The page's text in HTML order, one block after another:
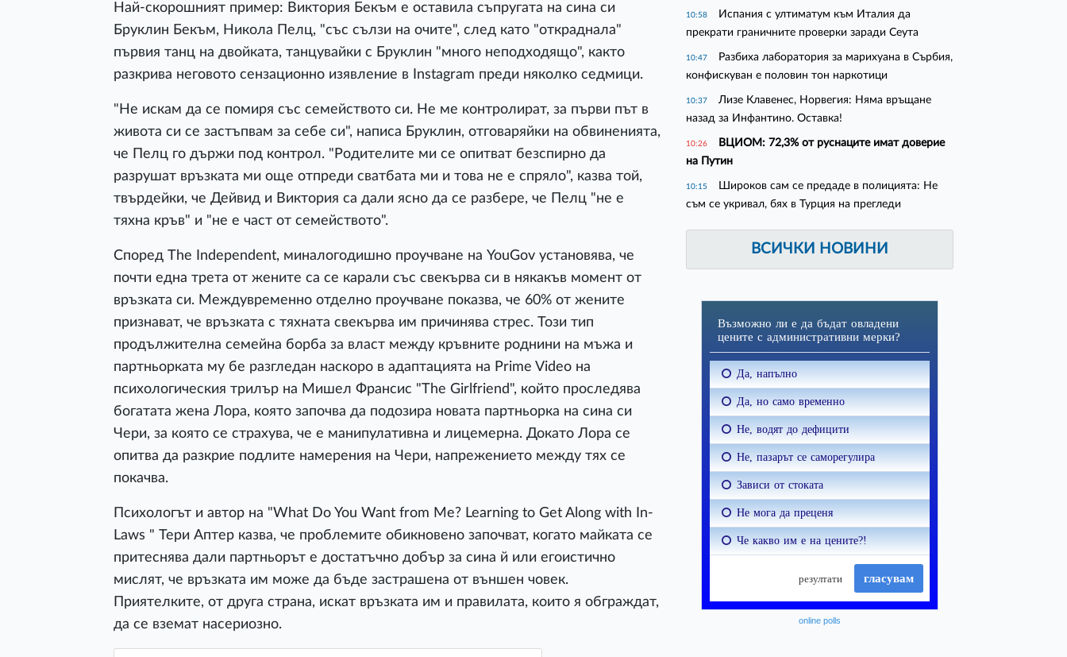
Най-скорошният пример: Виктория Бекъм е оставила съпругата на сина си
Бруклин Бекъм, Никола Пелц, "със сълзи на очите", след като "откраднала"
първия танц на двойката, танцувайки с Бруклин "много неподходящо", както
разкрива неговото сензационно изявление в Instagram преди няколко седмици.
"Не искам да се помиря със семейството си. Не ме контролират, за първи път в
живота си се застъпвам за себе си", написа Бруклин, отговаряйки на обвиненията,
че Пелц го държи под контрол. "Родителите ми се опитват безспирно да
разрушат връзката ми още отпреди сватбата ми и това не е спряло", казва той,
твърдейки, че Дейвид и Виктория са дали ясно да се разбере, че Пелц "не е
тяхна кръв" и "не е част от семейството".
Според The Independent, миналогодишно проучване на YouGov установява, че
почти една трета от жените са се карали със свекърва си в някакъв момент от
връзката си. Междувременно отделно проучване показва, че 60% от жените
признават, че връзката с тяхната свекърва им причинява стрес. Този тип
продължителна семейна борба за власт между кръвните роднини на мъжа и
партньорката му бе разгледан наскоро в адаптацията на Prime Video на
психологическия трилър на Мишел Франсис "The Girlfriend", който проследява
богатата жена Лора, която започва да подозира новата партньорка на сина си
Чери, за която се страхува, че е манипулативна и лицемерна. Докато Лора се
опитва да разкрие подлите намерения на Чери, напрежението между тях се
покачва.
Психологът и автор на "What Do You Want from Me? Learning to Get Along with In-
Laws " Тери Аптер казва, че проблемите обикновено започват, когато майката се
притеснява дали партньорът е достатъчно добър за сина й или егоистично
мислят, че връзката им може да бъде застрашена от външен човек.
Приятелките, от друга страна, искат връзката им и правилата, които я обграждат,
да се вземат насериозно.
10:58
Испания с ултиматум към Италия да
прекрати граничните проверки заради Сеута
10:47
Разбиха лаборатория за марихуана в Сърбия,
конфискуван е половин тон наркотици
10:37
Лизе Клавенес, Норвегия: Няма връщане
назад за Инфантино. Оставка!
10:26
ВЦИОМ: 72,3% от руснаците имат доверие
на Путин
10:15
Широков сам се предаде в полицията: Не
съм се укривал, бях в Турция на прегледи
ВСИЧКИ НОВИНИ
online polls